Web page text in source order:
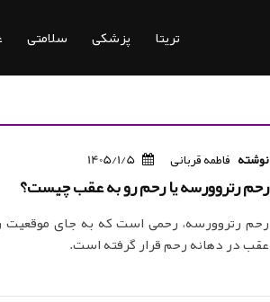
تریتا پزشکی سلامتی
نوشته فاطمه قربانی 1405/1/5
رحم رتروورسه یا رحم رو به عقب چیست؟
رحم رتروورسه، رحمی است که به جای موقعیت
عقب در دهانه رحم قرار گرفته است.